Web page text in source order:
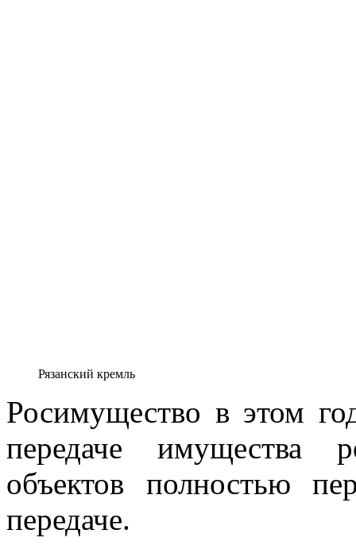
Рязанский кремль
Росимущество в этом
передаче имущества
объектов полностью
передаче.